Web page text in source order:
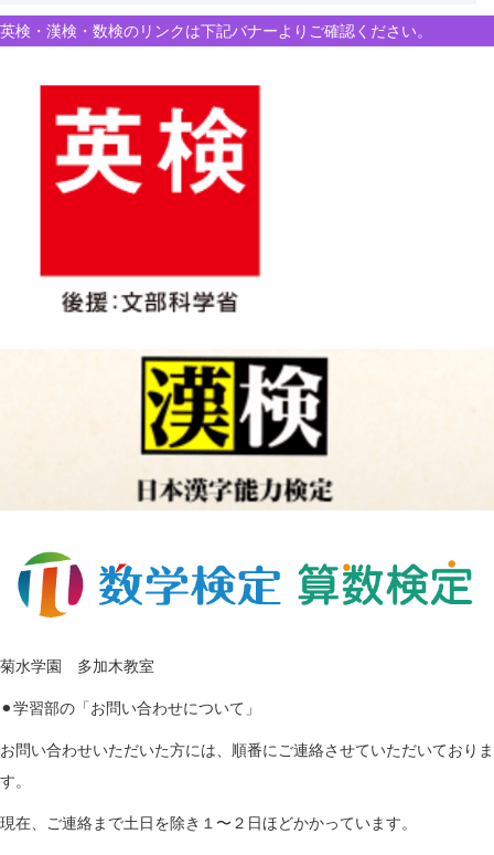
英検・漢検・数検のリンクは下記バナーよりご確認ください。
菊水学園 多加木教室
⚫︎学習部の「お問い合わせについて」
お問い合わせいただいた方には、順番にご連絡させていただいておりま
す。
現在、ご連絡まで土日を除き１〜２日ほどかかっています。